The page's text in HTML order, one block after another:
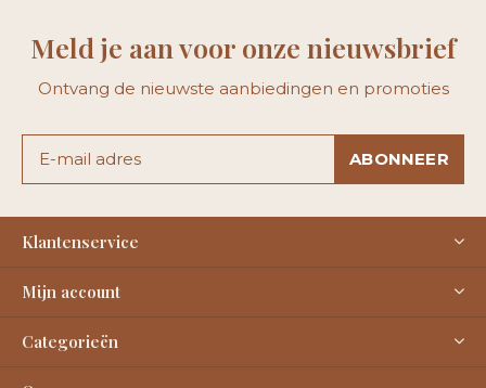
Meld je aan voor onze nieuwsbrief
Ontvang de nieuwste aanbiedingen en promoties
ABONNEER
Klantenservice
Mijn account
Categorieën